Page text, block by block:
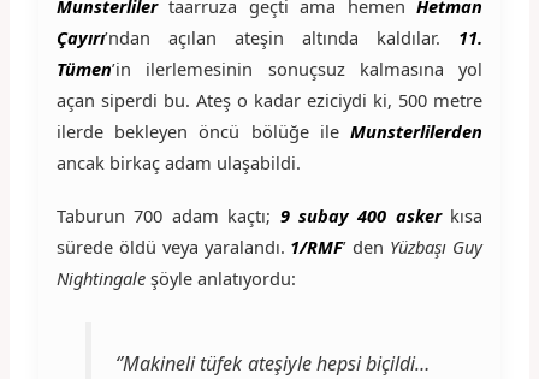
Munsterliler taarruza geçti ama hemenHetman
Çayırı’ndan açılan ateşin altında kaldılar. 11.
Tümen’in ilerlemesinin sonuçsuz kalmasına yol
açan siperdi bu. Ateş o kadar eziciydi ki, 500 metre
ilerde bekleyen öncü bölüğe ileMunsterlilerden
ancak birkaç adam ulaşabildi.
Taburun 700 adam kaçtı; 9 subay 400 askerkısa
sürede öldü veya yaralandı. 1/RMF’ den Yüzbaşı Guy
Nightingaleşöyle anlatıyordu:
‘’Makineli tüfek ateşiyle hepsi biçildi…